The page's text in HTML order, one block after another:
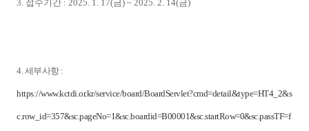
3. 접수기간 : 2025. 1. 17(금) ~ 2025. 2. 14(금)
4. 세부사항 :
https://www.kctdi.or.kr/service/board/BoardServlet?cmd=detail&type=HT4_2&s
c.row_id=357&sc.pageNo=1&sc.boardid=B00001&sc.startRow=0&sc.passTF=f